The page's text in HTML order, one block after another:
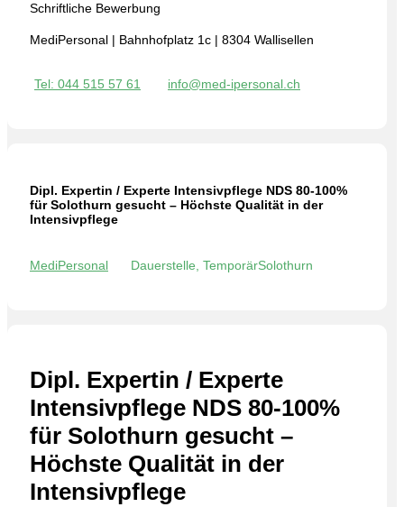
Schriftliche Bewerbung
MediPersonal | Bahnhofplatz 1c | 8304 Wallisellen
Tel: 044 515 57 61 info@med-ipersonal.ch
Dipl. Expertin / Experte Intensivpflege NDS 80-100%
für Solothurn gesucht – Höchste Qualität in der
Intensivpflege
MediPersonal Dauerstelle, TemporärSolothurn
Dipl. Expertin / Experte
Intensivpflege NDS 80-100%
für Solothurn gesucht –
Höchste Qualität in der
Intensivpflege